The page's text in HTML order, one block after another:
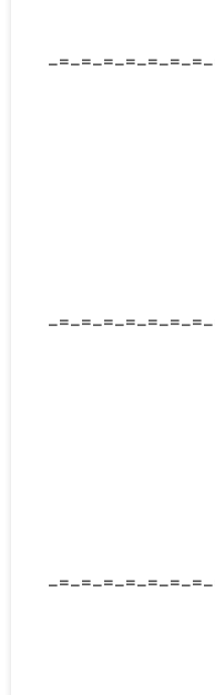
-=-=-=-=-=-=-
-=-=-=-=-=-=-
-=-=-=-=-=-=-